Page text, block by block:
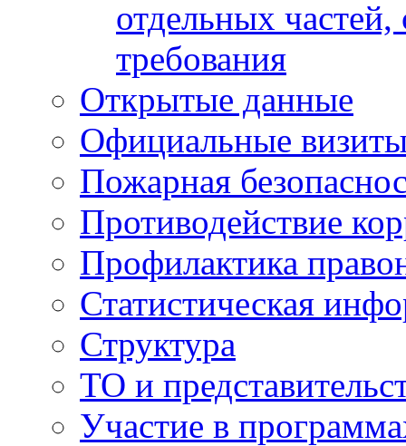
отдельных
требования
Открытые данные
Официальные
Пожарная
Противодействие
Профилактика
Статистическая
Структура
ТО и
Участие в